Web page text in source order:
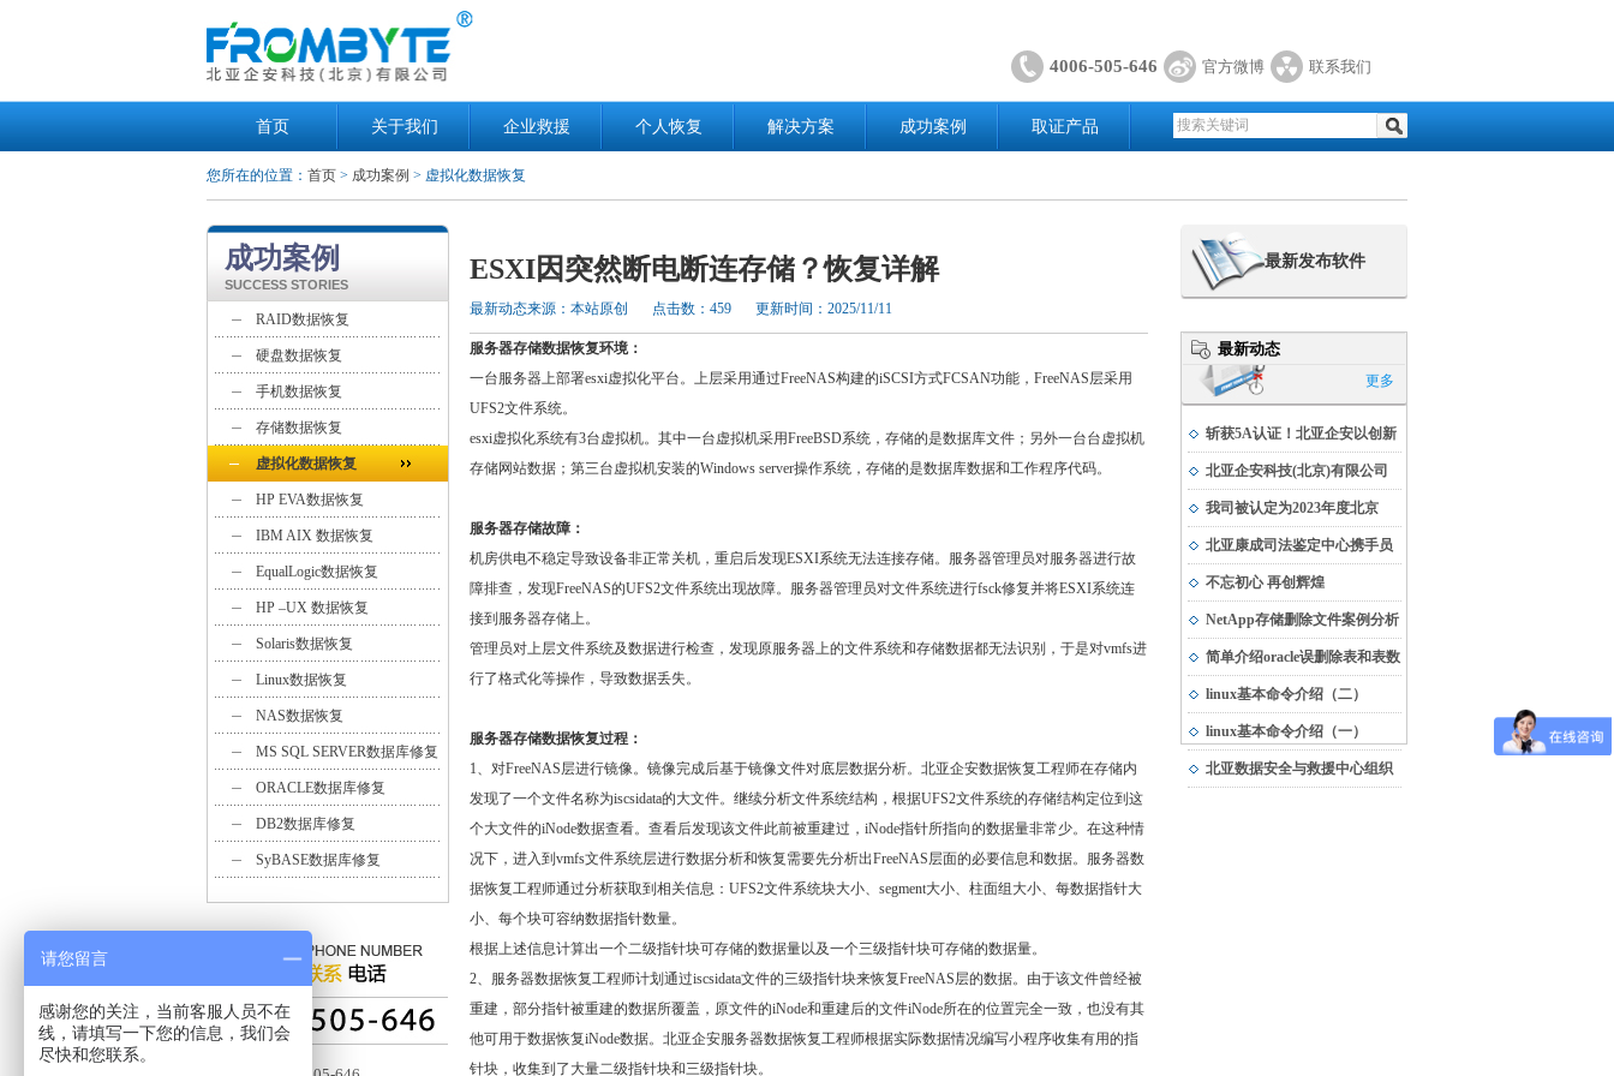
4006-505-646 官方微博 联系我们
首页 关于我们 企业救援 个人恢复 解决方案 成功案例 取证产品
您所在的位置： 首页 > 成功案例 > 虚拟化数据恢复
成功案例
SUCCESS STORIES
RAID数据恢复
硬盘数据恢复
手机数据恢复
存储数据恢复
虚拟化数据恢复
HP EVA数据恢复
IBM AIX 数据恢复
EqualLogic数据恢复
HP –UX 数据恢复
Solaris数据恢复
Linux数据恢复
NAS数据恢复
MS SQL SERVER数据库修复
ORACLE数据库修复
DB2数据库修复
SyBASE数据库修复
ESXI因突然断电断连存储？恢复详解
最新动态来源：本站原创 点击数：459 更新时间：2025/11/11
服务器存储数据恢复环境：
一台服务器上部署esxi虚拟化平台。上层采用通过FreeNAS构建的iSCSI方式FCSAN功能，FreeNAS层采用
UFS2文件系统。
esxi虚拟化系统有3台虚拟机。其中一台虚拟机采用FreeBSD系统，存储的是数据库文件；另外一台台虚拟机
存储网站数据；第三台虚拟机安装的Windows server操作系统，存储的是数据库数据和工作程序代码。
服务器存储故障：
机房供电不稳定导致设备非正常关机，重启后发现ESXI系统无法连接存储。服务器管理员对服务器进行故
障排查，发现FreeNAS的UFS2文件系统出现故障。服务器管理员对文件系统进行fsck修复并将ESXI系统连
接到服务器存储上。
管理员对上层文件系统及数据进行检查，发现原服务器上的文件系统和存储数据都无法识别，于是对vmfs进
行了格式化等操作，导致数据丢失。
服务器存储数据恢复过程：
1、对FreeNAS层进行镜像。镜像完成后基于镜像文件对底层数据分析。北亚企安数据恢复工程师在存储内
发现了一个文件名称为iscsidata的大文件。继续分析文件系统结构，根据UFS2文件系统的存储结构定位到这
个大文件的iNode数据查看。查看后发现该文件此前被重建过，iNode指针所指向的数据量非常少。在这种情
况下，进入到vmfs文件系统层进行数据分析和恢复需要先分析出FreeNAS层面的必要信息和数据。服务器数
据恢复工程师通过分析获取到相关信息：UFS2文件系统块大小、segment大小、柱面组大小、每数据指针大
小、每个块可容纳数据指针数量。
根据上述信息计算出一个二级指针块可存储的数据量以及一个三级指针块可存储的数据量。
2、服务器数据恢复工程师计划通过iscsidata文件的三级指针块来恢复FreeNAS层的数据。由于该文件曾经被
重建，部分指针被重建的数据所覆盖，原文件的iNode和重建后的文件iNode所在的位置完全一致，也没有其
他可用于数据恢复iNode数据。北亚企安服务器数据恢复工程师根据实际数据情况编写小程序收集有用的指
针块，收集到了大量二级指针块和三级指针块。
最新发布软件
最新动态
更多
斩获5A认证！北亚企安以创新
实力书写科技发展新篇
北亚企安科技(北京)有限公司
荣获公安部科学技术奖
我司被认定为2023年度北京
市“专精特新”中小企业
北亚康成司法鉴定中心携手员
工，与受灾地区共渡难关
不忘初心 再创辉煌
NetApp存储删除文件案例分析
简单介绍oracle误删除表和表数
据的恢复方法
linux基本命令介绍（二）
linux基本命令介绍（一）
北亚数据安全与救援中心组织
请您留言
感谢您的关注，当前客服人员不在
线，请填写一下您的信息，我们会
尽快和您联系。